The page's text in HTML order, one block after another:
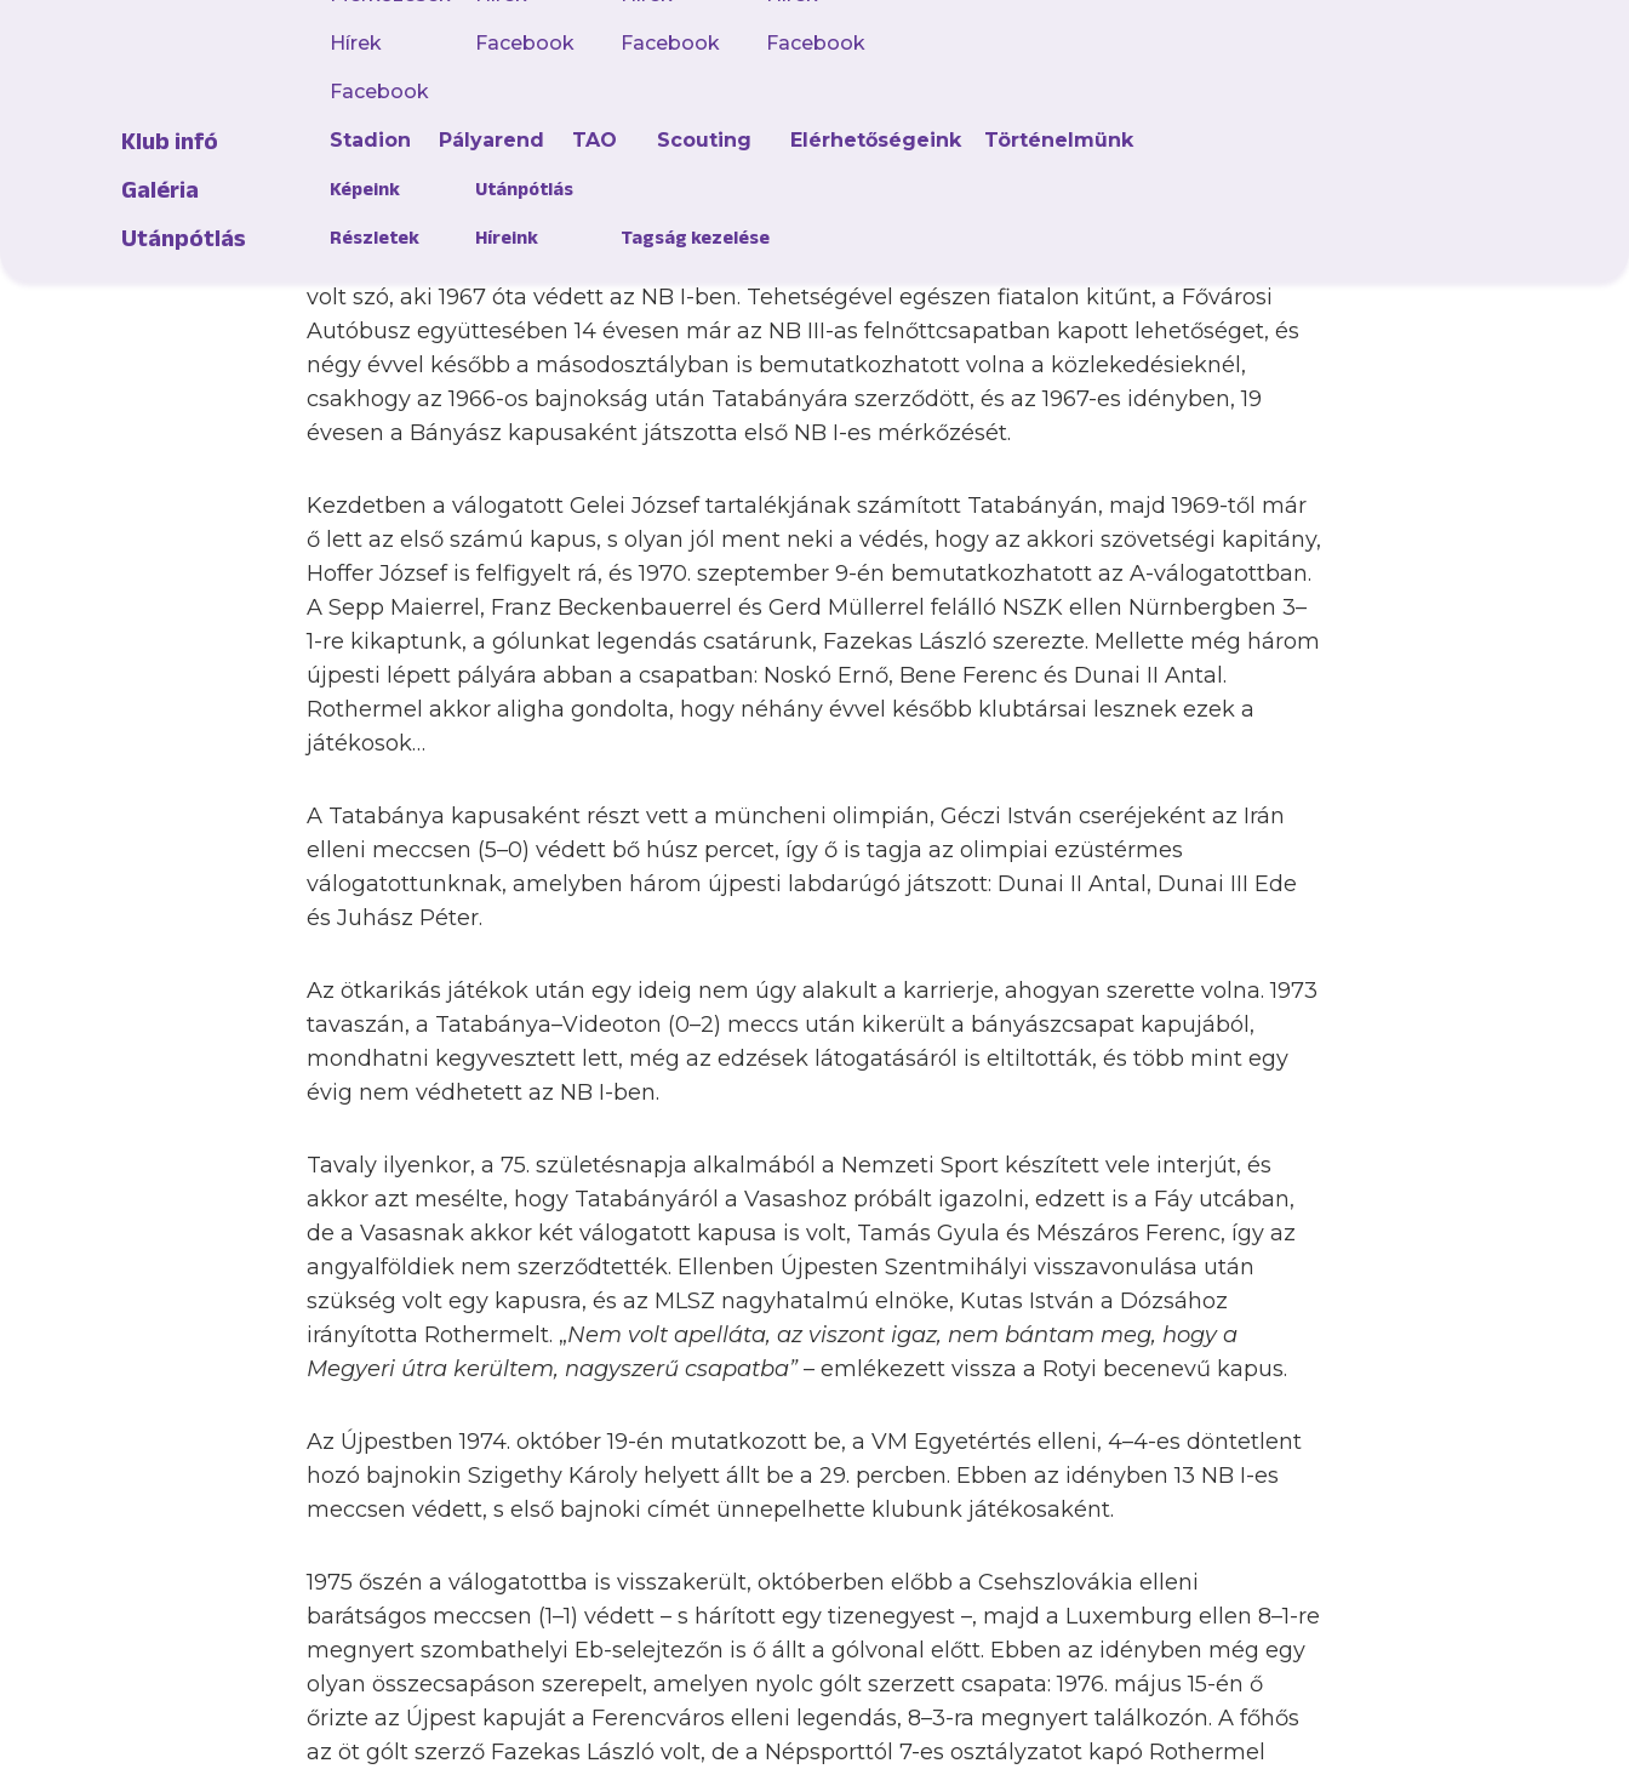
Hírek
Facebook
Facebook Facebook Facebook
Klub infó Stadion Pályarend TAO Scouting Elérhetőségeink Történelmünk
Galéria Képeink Utánpótlás
Utánpótlás Részletek Híreink Tagság kezelése
1974 nyarán lezárult egy korszak Újpesten, visszavonult legendás kapusunk, Szentmihályi
június 13-án volt a 85. születésnapja, honlapunkon őt is köszöntöttük).
idény előtt érkezett klubunkhoz
volt szó, aki 1967 óta védett az NB I-ben. Tehetségével egészen fiatalon kitűnt, a Fővárosi
Autóbusz együttesében 14 évesen már az NB III-as felnőttcsapatban kapott lehetőséget, és
négy évvel később a másodosztályban is bemutatkozhatott volna a közlekedésieknél,
csakhogy az 1966-os bajnokság után Tatabányára szerződött, és az 1967-es idényben, 19
évesen a Bányász kapusaként játszotta első NB I-es mérkőzését.
Kezdetben a válogatott Gelei József tartalékjának számított Tatabányán, majd 1969-től már
ő lett az első számú kapus, s olyan jól ment neki a védés, hogy az akkori szövetségi kapitány,
Hoffer József is felfigyelt rá, és 1970. szeptember 9-én bemutatkozhatott az A-válogatottban.
A Sepp Maierrel, Franz Beckenbauerrel és Gerd Müllerrel felálló NSZK ellen Nürnbergben 3–
1-re kikaptunk, a gólunkat legendás csatárunk, Fazekas László szerezte. Mellette még három
újpesti lépett pályára abban a csapatban: Noskó Ernő, Bene Ferenc és Dunai II Antal.
Rothermel akkor aligha gondolta, hogy néhány évvel később klubtársai lesznek ezek a
játékosok…
A Tatabánya kapusaként részt vett a müncheni olimpián, Géczi István cseréjeként az Irán
elleni meccsen (5–0) védett bő húsz percet, így ő is tagja az olimpiai ezüstérmes
válogatottunknak, amelyben három újpesti labdarúgó játszott: Dunai II Antal, Dunai III Ede
és Juhász Péter.
Az ötkarikás játékok után egy ideig nem úgy alakult a karrierje, ahogyan szerette volna. 1973
tavaszán, a Tatabánya–Videoton (0–2) meccs után kikerült a bányászcsapat kapujából,
mondhatni kegyvesztett lett, még az edzések látogatásáról is eltiltották, és több mint egy
évig nem védhetett az NB I-ben.
Tavaly ilyenkor, a 75. születésnapja alkalmából a Nemzeti Sport készített vele interjút, és
akkor azt mesélte, hogy Tatabányáról a Vasashoz próbált igazolni, edzett is a Fáy utcában,
de a Vasasnak akkor két válogatott kapusa is volt, Tamás Gyula és Mészáros Ferenc, így az
angyalföldiek nem szerződtették. Ellenben Újpesten Szentmihályi visszavonulása után
szükség volt egy kapusra, és az MLSZ nagyhatalmú elnöke, Kutas István a Dózsához
irányította Rothermelt. „Nem volt apelláta, az viszont igaz, nem bántam meg, hogy a
Megyeri útra kerültem, nagyszerű csapatba”– emlékezett vissza a Rotyi becenevű kapus.
Az Újpestben 1974. október 19-én mutatkozott be, a VM Egyetértés elleni, 4–4-es döntetlent
hozó bajnokin Szigethy Károly helyett állt be a 29. percben. Ebben az idényben 13 NB I-es
meccsen védett, s első bajnoki címét ünnepelhette klubunk játékosaként.
1975 őszén a válogatottba is visszakerült, októberben előbb a Csehszlovákia elleni
barátságos meccsen (1–1) védett – s hárított egy tizenegyest –, majd a Luxemburg ellen 8–1-re
megnyert szombathelyi Eb-selejtezőn is ő állt a gólvonal előtt. Ebben az idényben még egy
olyan összecsapáson szerepelt, amelyen nyolc gólt szerzett csapata: 1976. május 15-én ő
őrizte az Újpest kapuját a Ferencváros elleni legendás, 8–3-ra megnyert találkozón. A főhős
az öt gólt szerző Fazekas László volt, de a Népsporttól 7-es osztályzatot kapó Rothermel